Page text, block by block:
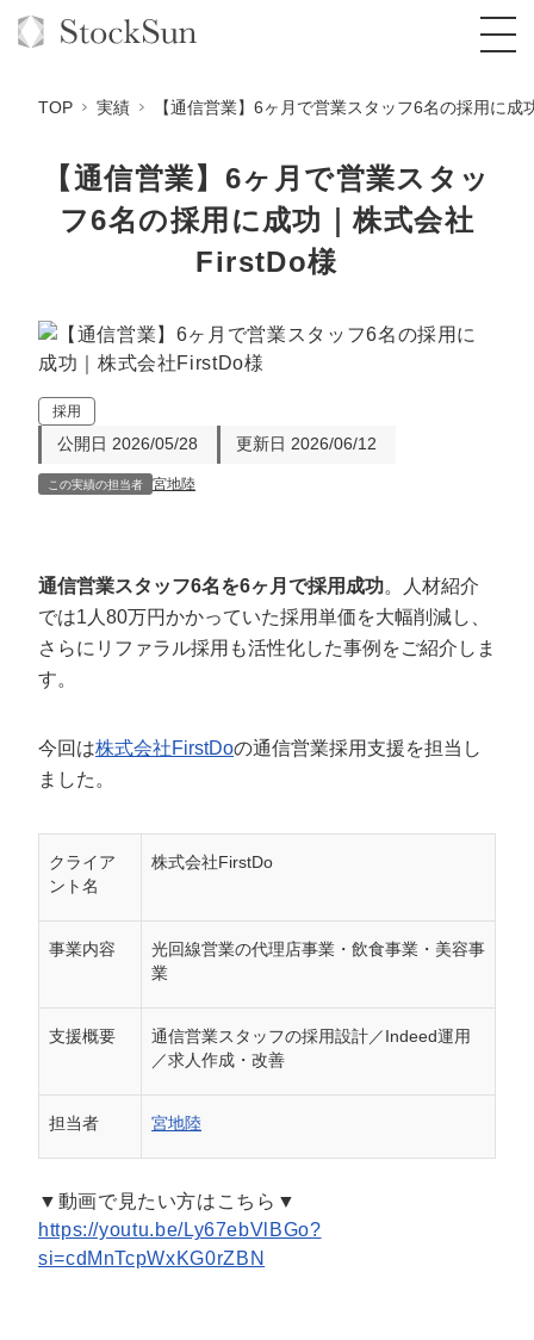
オーダーメイド支援
コンサルタント一覧
品質ガイドライン
社内コンペ
クレーム窓口
定額制Webマーケティング代行『マキトルく
ん』
定額制営業代行『カリトルくん』
定額制採用代行・RPO『トルトルくん』
定額LINE運用代行『LINEマキトルくん』
オリジナルサービス
格安でAI導入支援『あいのりAI』
拡散付1日密着動画制作『まるごと社長』
1本無料で記事を制作『SEOトライアル』
採用YouTubeチャンネル構築『トリトル』
実績
お役立ち資料
料金表
オンラインサロン
StockSun道場
道場TOP
動画編集
広告運用
YouTubeディレクター
年収エージェント
会社概要・役員紹介
ミッション・ビジョン・バリュー
取締役メッセージ（株本祐己）
業務委託
動画ディレクター
マーケマネージャー
カスタマーサクセスマネージャー
内部監査室長
TOP 実績 【通信営業】6ヶ月で営業スタッフ6名の採用に成
【通信営業】6ヶ月で営業スタッ
フ6名の採用に成功｜株式会社
FirstDo様
採用
公開日 2026/05/28 更新日 2026/06/12
この実績の担当者 宮地陸
通信営業スタッフ6名を6ヶ月で採用成功。人材紹介
では1人80万円かかっていた採用単価を大幅削減し、
さらにリファラル採用も活性化した事例をご紹介しま
す。
今回は株式会社FirstDoの通信営業採用支援を担当し
ました。
クライア
ント名
株式会社FirstDo
事業内容
光回線営業の代理店事業・飲食事業・美容事
業
支援概要
通信営業スタッフの採用設計／Indeed運用
／求人作成・改善
担当者 宮地陸
▼動画で見たい方はこちら▼
https://youtu.be/Ly67ebVlBGo?
si=cdMnTcpWxKG0rZBN